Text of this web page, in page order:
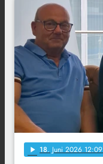
play_arrow 18. Juni 2026 12:09